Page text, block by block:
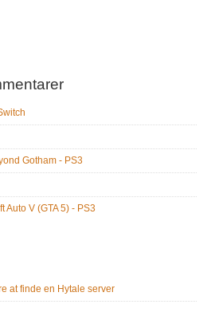
Gotham - PS3
Auto V (GTA 5) - PS3
at finde en Hytale server